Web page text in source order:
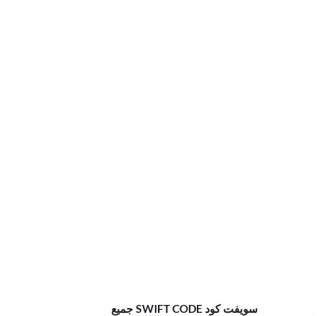
سويفت كود SWIFT CODE جميع